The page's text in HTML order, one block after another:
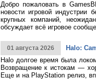
Добро пожаловать в
новости игровой
крупных компаний,
обсуждает всё игровое
01 августа 2026
Halo:
Halo долгое время была
Возвращение к истокам —
Еще и на PlayStation релиз,